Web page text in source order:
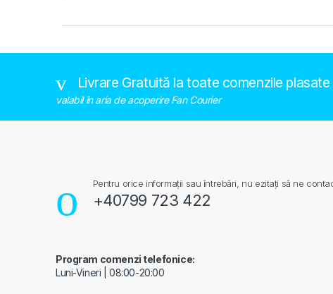
Livrare Gratuită la toate comenzile plasate
valabil în aria de acoperire Fan Courier
Pentru orice informații sau întrebări, nu ezitați să ne
+40799 723 422
Program comenzi telefonice:
Luni-Vineri | 08:00-20:00